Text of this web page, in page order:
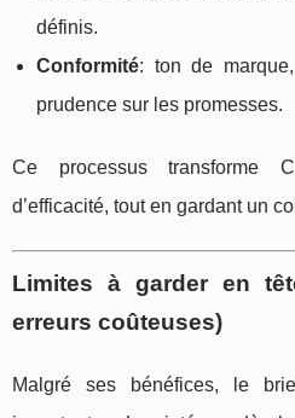
définis.
Conformité: ton de
prudence sur les promesses.
Ce processus transforme
d’efficacité, tout en gardant un
Limites à garder en
erreurs coûteuses)
Malgré ses bénéfices, le